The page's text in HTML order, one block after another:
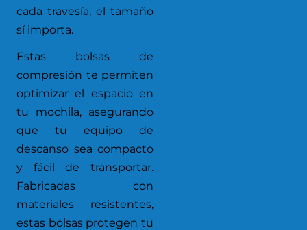
cada travesía, el tamaño
sí importa.
Estas bolsas de
compresión te permiten
optimizar el espacio en
tu mochila, asegurando
que tu equipo de
descanso sea compacto
y fácil de transportar.
Fabricadas con
materiales resistentes,
estas bolsas protegen tu